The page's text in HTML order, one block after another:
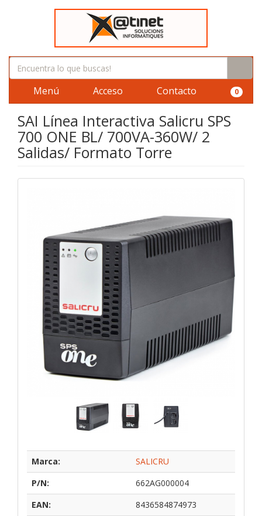
Menú Acceso Contacto 0
SAI Línea Interactiva Salicru SPS
700 ONE BL/ 700VA-360W/ 2
Salidas/ Formato Torre
Marca:
SALICRU
P/N:
662AG000004
EAN:
8436584874973